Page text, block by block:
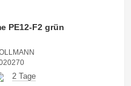
PE12-F2 grün
2 Tage